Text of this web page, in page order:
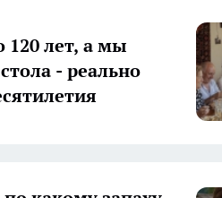
120 лет, а мы
- реально